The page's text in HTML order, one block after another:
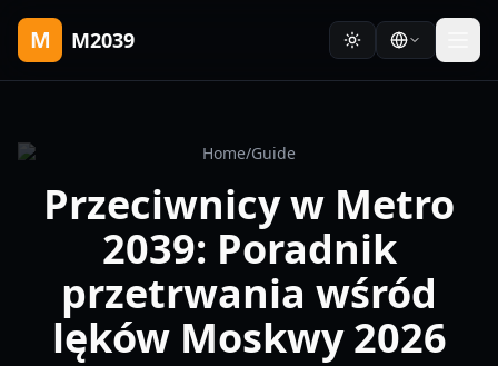
M M2039
Home/Guide
Przeciwnicy w Metro
2039: Poradnik
przetrwania wśród
lęków Moskwy 2026